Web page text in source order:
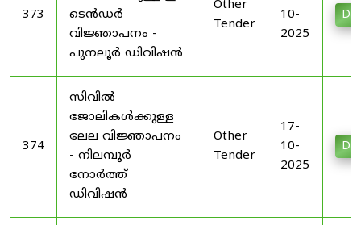
373
ടെൻഡർ
വിജ്ഞാപനം -
പുനലൂർ ഡിവിഷൻ
Other
Tender
10-
2025
374
സിവിൽ
ജോലികൾക്കുള്ള
ലേല വിജ്ഞാപനം
- നിലമ്പൂർ
നോർത്ത്
ഡിവിഷൻ
Other
Tender
17-
10-
2025